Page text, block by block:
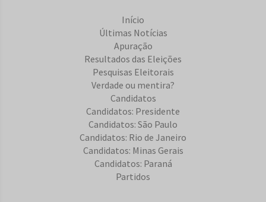
Início
Últimas Notícias
Apuração
Resultados das Eleições
Pesquisas Eleitorais
Verdade ou mentira?
Candidatos
Candidatos: Presidente
Candidatos: São Paulo
Candidatos: Rio de Janeiro
Candidatos: Minas Gerais
Candidatos: Paraná
Partidos